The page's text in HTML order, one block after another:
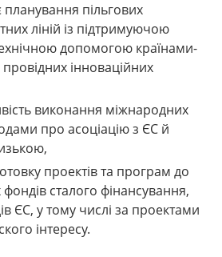
пільгових
ліній із підтримуючою
допомогою країнами-
інноваційних
виконання міжнародних
про асоціацію з ЄС й
проектів та програм до
фондів сталого фінансування,
ЄС, у тому числі за проектами
інтересу.